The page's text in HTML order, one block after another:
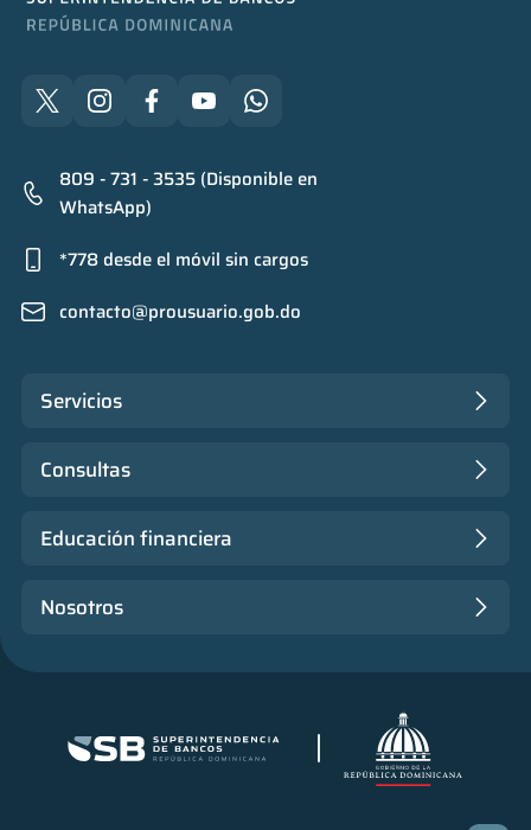
809 - 731 - 3535 (Disponible en
WhatsApp)
*778 desde el móvil sin cargos
contacto@prousuario.gob.do
Servicios
Consultas
Educación financiera
Nosotros